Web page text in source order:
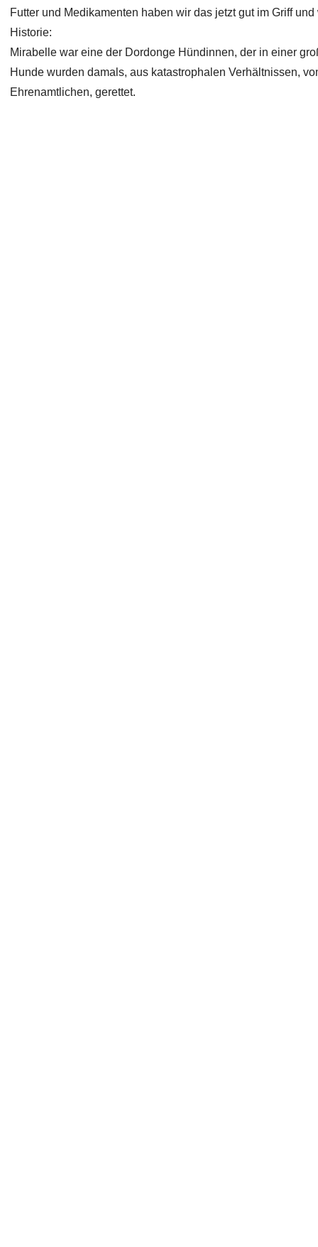
Futter und Medikamenten haben wir das jetzt gut im Griff
Historie:
Mirabelle war eine der Dordonge Hündinnen, der in einer
Hunde wurden damals, aus katastrophalen Verhältnissen,
Ehrenamtlichen, gerettet.